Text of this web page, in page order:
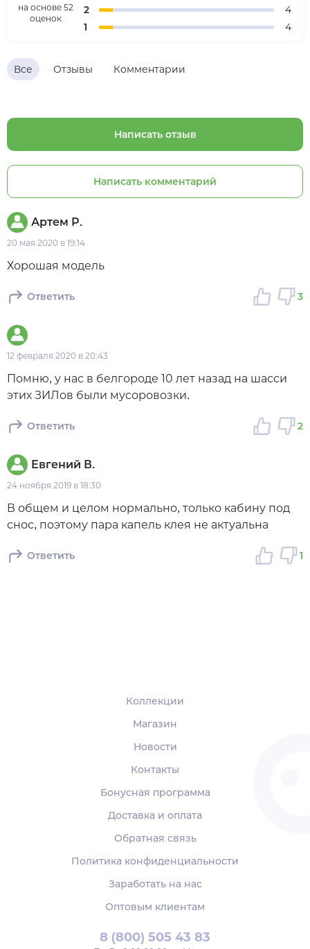
Все Отзывы Комментарии
Написать отзыв
Написать комментарий
Артем Р.
20 мая 2020 в 19:14
Хорошая модель
Ответить 3
12 февраля 2020 в 20:43
Помню, у нас в белгороде 10 лет назад на шасси
этих ЗИЛов были мусоровозки.
Ответить 2
Евгений В.
24 ноября 2019 в 18:30
В общем и целом нормально, только кабину под
снос, поэтому пара капель клея не актуальна
Ответить 1
на основе 52
оценок
2
4
1
4
8 (800) 505 43 83
Коллекции
Магазин
Новости
Контакты
Бонусная программа
Доставка и оплата
Обратная связь
Политика конфиденциальности
Заработать на нас
Оптовым клиентам